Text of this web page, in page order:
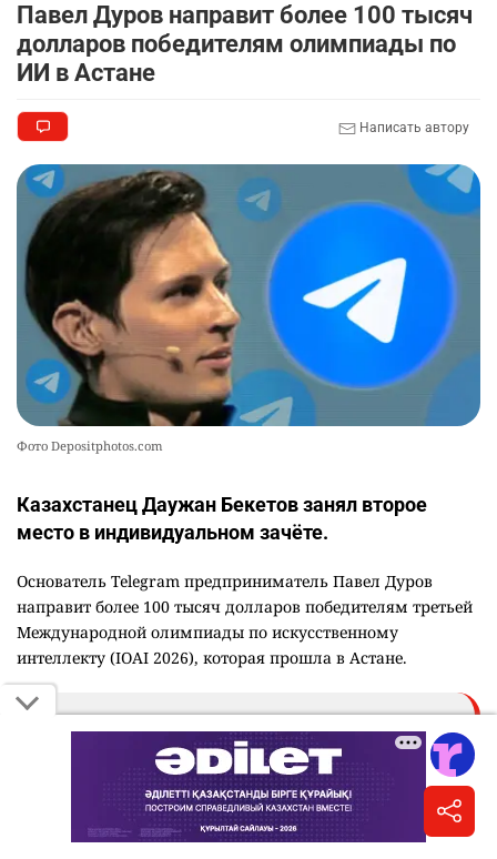
Павел Дуров направит более 100 тысяч
долларов победителям олимпиады по
ИИ в Астане
Написать автору
Фото Depositphotos.com
Казахстанец Даужан Бекетов занял второе
место в индивидуальном зачёте.
Основатель Telegram предприниматель Павел Дуров
направит более 100 тысяч долларов победителям третьей
Международной олимпиады по искусственному
интеллекту (IOAI 2026), которая прошла в Астане.
"Международная олимпиада по
искусственному интеллекту завершилась
вчера в Астане. Российская команда заняла
первое место в командном зачете, а Артём
Горохов из моего родного города победил в